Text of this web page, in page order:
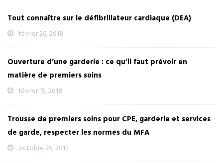
Tout connaître sur le défibrillateur cardiaque (DEA)
février 26, 2018
Ouverture d’une garderie : ce qu’il faut prévoir en
matière de premiers soins
février 15, 2018
Trousse de premiers soins pour CPE, garderie et services
de garde, respecter les normes du MFA
octobre 25, 2017